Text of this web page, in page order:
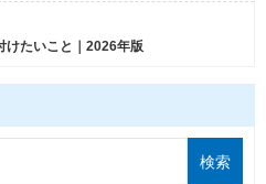
けたいこと｜2026年版